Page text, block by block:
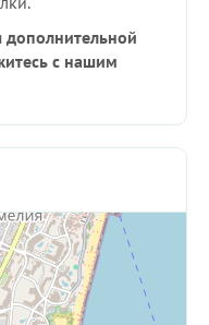
с нашим